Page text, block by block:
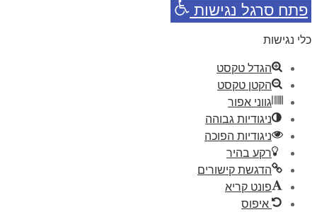
פתח סרגל נגישות
כלי נגישות
הגדל טקסט
הקטן טקסט
גווני אפור
ניגודיות גבוהה
ניגודיות הפוכה
רקע בהיר
הדגשת קישורים
פונט קריא
איפוס